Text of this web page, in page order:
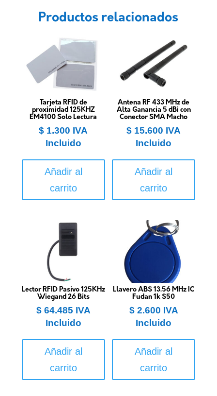
Productos relacionados
Tarjeta RFID de
proximidad 125KHZ
EM4100 Solo Lectura
$ 1.300 IVA
Incluido
Añadir al
carrito
Antena RF 433 MHz de
Alta Ganancia 5 dBi con
Conector SMA Macho
$ 15.600 IVA
Incluido
Añadir al
carrito
Lector RFID Pasivo 125KHz
Wiegand 26 Bits
$64.485 IVA
Incluido
Añadir al
carrito
Llavero ABS 13.56 MHz IC
Fudan 1k S50
$2.600 IVA
Incluido
Añadir al
carrito